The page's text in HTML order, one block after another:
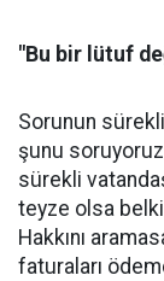
"Bu bir lütuf
Sorunun
şunu
sürekli
teyze olsa belki
Hakkını
faturaları